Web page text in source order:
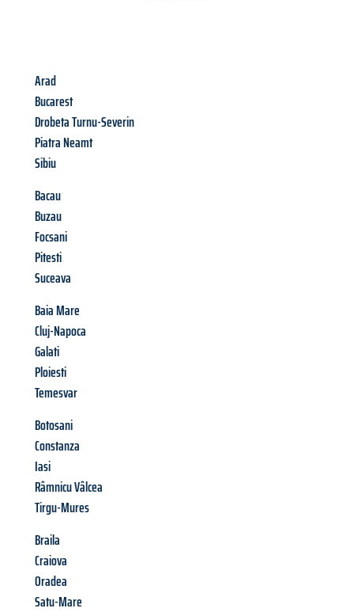
Arad
Bucarest
Drobeta Turnu-Severin
Piatra Neamt
Sibiu
Bacau
Buzau
Focsani
Pitesti
Suceava
Baia Mare
Cluj-Napoca
Galati
Ploiesti
Temesvar
Botosani
Constanza
Iasi
Râmnicu Vâlcea
Tirgu-Mures
Braila
Craiova
Oradea
Satu-Mare